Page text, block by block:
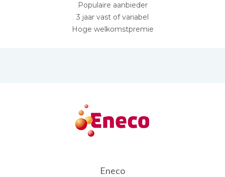
Populaire aanbieder
3 jaar vast of variabel
Hoge welkomstpremie
Eneco